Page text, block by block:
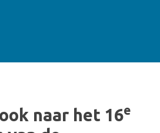
naar het 16e